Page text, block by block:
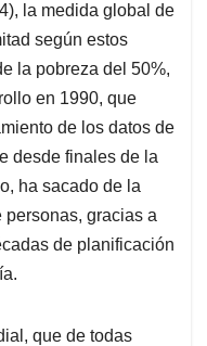
la medida global de
según estos
la pobreza del 50%,
en 1990, que
de los datos de
desde finales de la
ha sacado de la
gracias a
de planificación
que de todas